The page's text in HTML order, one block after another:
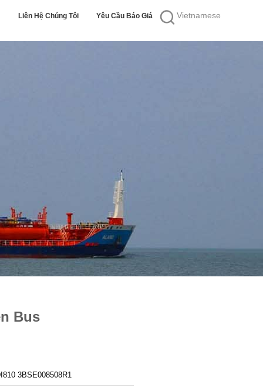
Vietnamese
Liên Hệ Chúng Tôi Yêu Cầu Báo Giá
Bus
3BSE008508R1